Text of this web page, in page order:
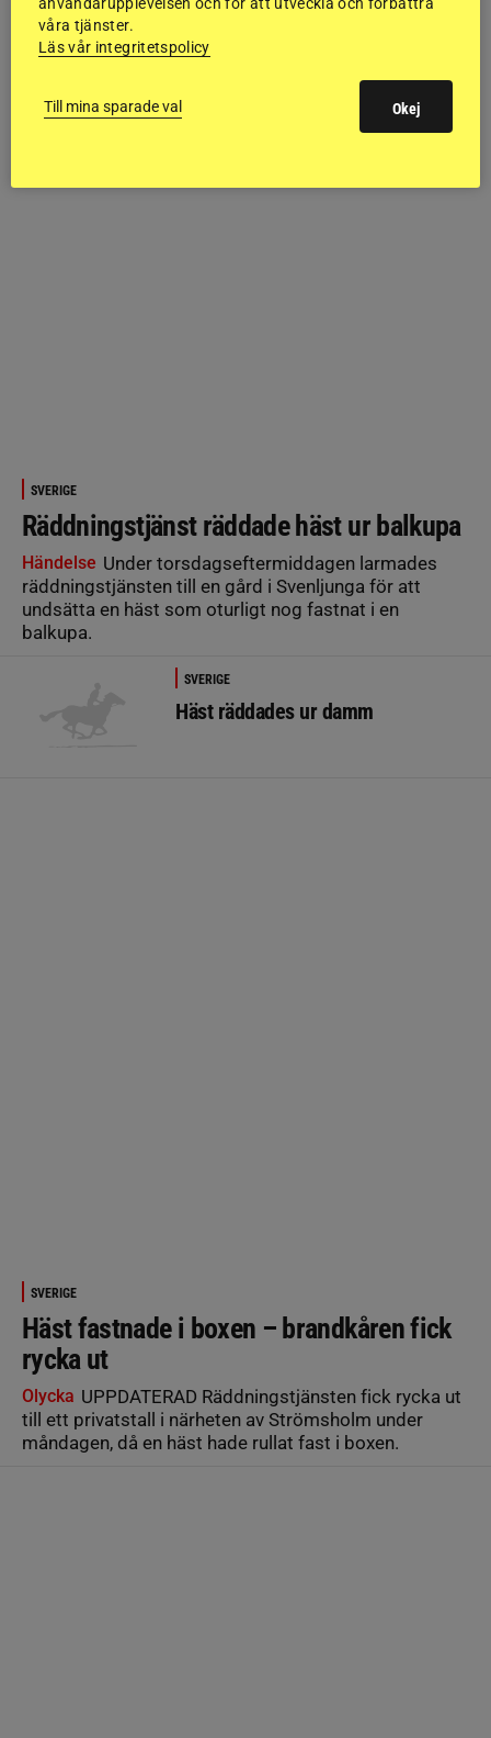
SVERIGE
Räddningstjänst räddade häst ur balkupa
Händelse Under torsdagseftermiddagen larmades
räddningstjänsten till en gård i Svenljunga för att
undsätta en häst som oturligt nog fastnat i en
balkupa.
SVERIGE
Häst räddades ur damm
SVERIGE
Häst fastnade i boxen – brandkåren fick
rycka ut
Olycka UPPDATERAD Räddningstjänsten fick rycka ut
till ett privatstall i närheten av Strömsholm under
måndagen, då en häst hade rullat fast i boxen.
våra tjänster.
Läs vår integritetspolicy
Till mina sparade val Okej